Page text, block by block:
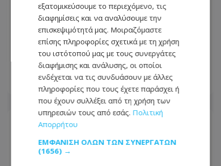
Χωρίς τις αισθήσεις της ανασύρθηκε
53χρονη από ακάλυπτο
πολυκατοικίας στο Γουδί - Έπεσε από
τον 5ο όροφο πολυκατοικίας
07.08.2026 - 09:12
εξατομικεύσουμε το περιεχόμενο, τις
διαφημίσεις και να αναλύσουμε την
επισκεψιμότητά μας. Μοιραζόμαστε
επίσης πληροφορίες σχετικά με τη χρήση
του ιστότοπού μας με τους συνεργάτες
διαφήμισης και ανάλυσης, οι οποίοι
ενδέχεται να τις συνδυάσουν με άλλες
πληροφορίες που τους έχετε παράσχει ή
που έχουν συλλέξει από τη χρήση των
υπηρεσιών τους από εσάς. Πολιτική
Απορρήτου
ΕΜΦΆΝΙΣΗ ΌΛΩΝ ΤΩΝ ΣΥΝΕΡΓΑΤΏΝ
(1656) →